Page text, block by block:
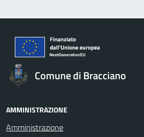
Comune di Bracciano
AMMINISTRAZIONE
Amministrazione